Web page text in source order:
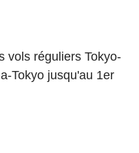
vols réguliers Tokyo-
Tokyo jusqu'au 1er